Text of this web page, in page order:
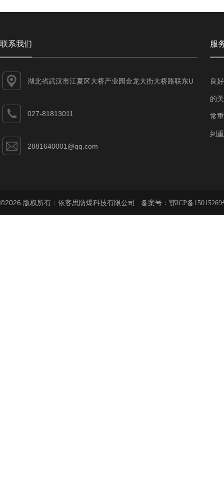
联系我们
湖北省武汉市江夏区大桥产业园金龙大街大桥路联东U
027-81813011
2881640001@qq.com
服
良
的
常
到
©2026 版权所有：依客思防爆科技有限公司 备案号： 鄂ICP备15015269